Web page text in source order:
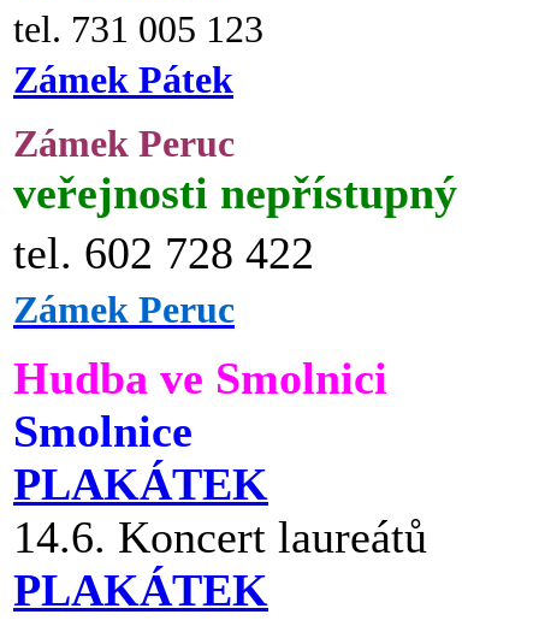
tel. 731 005 123
Zámek Pátek
Zámek Peruc
veřejnosti nepřístupný
tel. 602 728 422
Zámek Peruc
Hudba ve Smolnici
Smolnice
PLAKÁTEK
14.6. Koncert laureátů
PLAKÁTEK